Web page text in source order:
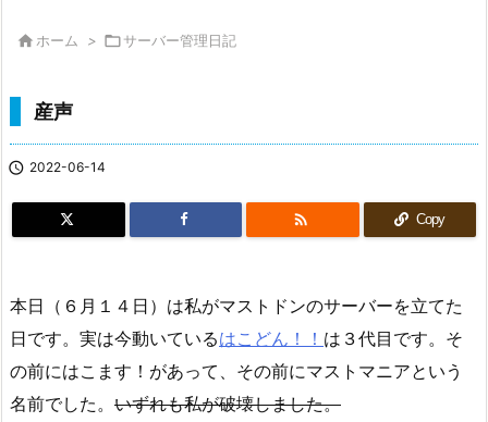
 ホーム > サーバー管理日記
産声
 2022-06-14
 Copy
本日（６月１４日）は私がマストドンのサーバーを立てた
日です。実は今動いているはこどん！！ は３代目です。そ
の前にはこます！があって、その前にマストマニアという
名前でした。 いずれも私が破壊しました。